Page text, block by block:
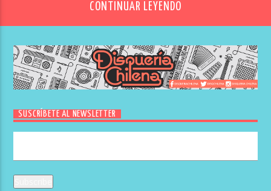
CONTINUAR LEYENDO
SUSCRÍBETE AL NEWSLETTER